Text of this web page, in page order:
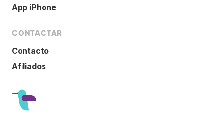
App iPhone
CONTACTAR
Contacto
Afiliados